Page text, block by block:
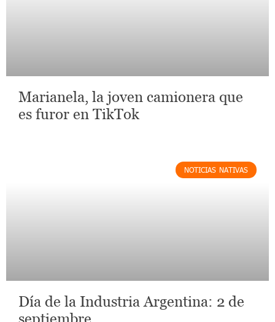
Marianela, la joven camionera que
es furor en TikTok
NOTICIAS NATIVAS
Día de la Industria Argentina: 2 de